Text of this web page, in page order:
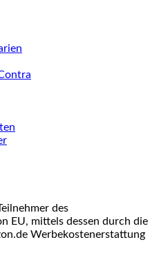
des
EU, mittels dessen durch die
Werbekostenerstattung